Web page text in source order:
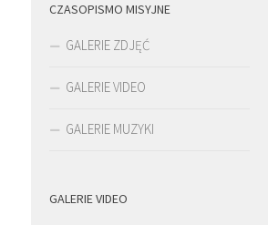
CZASOPISMO MISYJNE
GALERIE ZDJĘĆ
GALERIE VIDEO
GALERIE MUZYKI
GALERIE VIDEO